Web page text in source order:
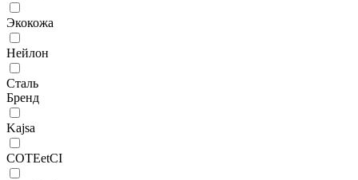
Экокожа
Нейлон
Сталь
Бренд
Kajsa
COTEetCI